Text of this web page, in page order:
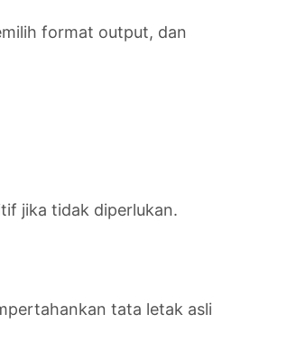
format output, dan
jika tidak diperlukan.
tata letak asli